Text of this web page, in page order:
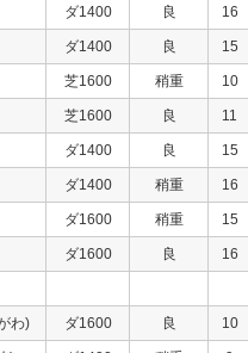
ダ1400 良 16
ダ1400 良 15
芝1600 稍重 10
芝1600 良 11
ダ1400 良 15
ダ1400 稍重 16
ダ1600 稍重 15
ダ1600 良 16
わ) ダ1600 良 10